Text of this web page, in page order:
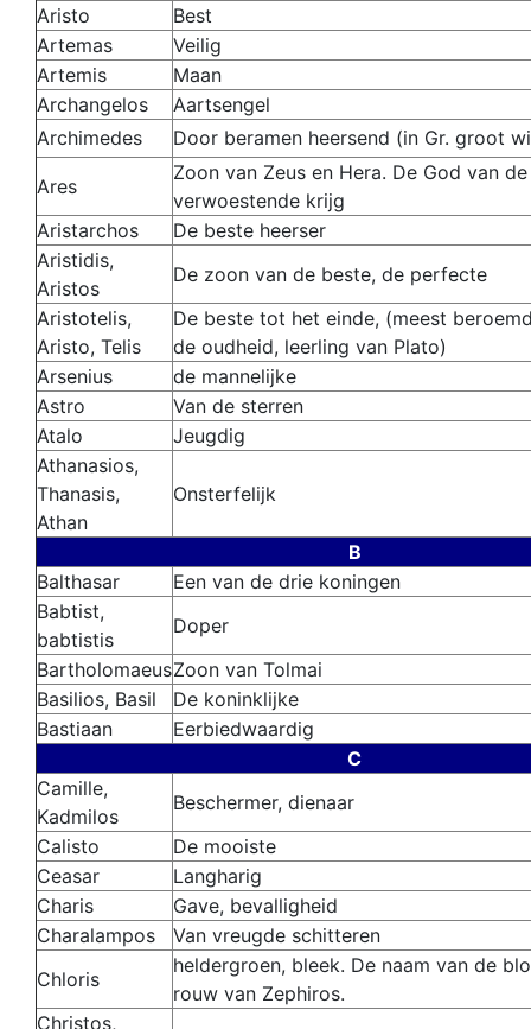
Aristo
Best
Artemas
Veilig
Artemis
Maan
Archangelos
Aartsengel
Archimedes
Door beramen heersend (in Gr. groot
Ares
Zoon van Zeus en Hera. De God van
verwoestende krijg
Aristarchos
De beste heerser
Aristidis,
Aristos
De zoon van de beste, de perfecte
Aristotelis,
Aristo, Telis
De beste tot het einde, (meest
de oudheid, leerling van Plato)
Arsenius
de mannelijke
Astro
Van de sterren
Atalo
Jeugdig
Athanasios,
Thanasis,
Athan
Onsterfelijk
B
Balthasar
Een van de drie koningen
Babtist,
babtistis
Doper
BartholomaeusZoon van Tolmai
Basilios, Basil
De koninklijke
Bastiaan
Eerbiedwaardig
C
Camille,
Kadmilos
Beschermer, dienaar
Calisto
De mooiste
Ceasar
Langharig
Charis
Gave, bevalligheid
Charalampos
Van vreugde schitteren
Chloris
heldergroen, bleek. De naam van de
rouw van Zephiros.
Christos,